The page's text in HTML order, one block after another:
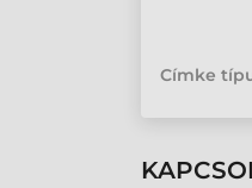
Címke